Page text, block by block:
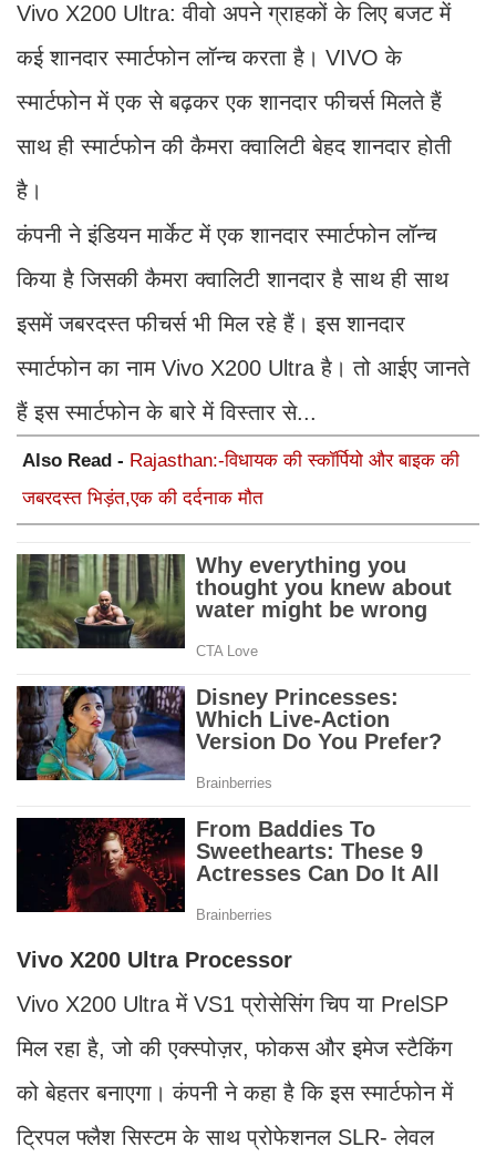
Vivo X200 Ultra: वीवो अपने ग्राहकों के लिए बजट में
कई शानदार स्मार्टफोन लॉन्च करता है। VIVO के
स्मार्टफोन में एक से बढ़कर एक शानदार फीचर्स मिलते हैं
साथ ही स्मार्टफोन की कैमरा क्वालिटी बेहद शानदार होती
है।
कंपनी ने इंडियन मार्केट में एक शानदार स्मार्टफोन लॉन्च
किया है जिसकी कैमरा क्वालिटी शानदार है साथ ही साथ
इसमें जबरदस्त फीचर्स भी मिल रहे हैं। इस शानदार
स्मार्टफोन का नाम Vivo X200 Ultra है। तो आईए जानते
हैं इस स्मार्टफोन के बारे में विस्तार से...
Also Read - Rajasthan:-विधायक की स्कॉर्पियो और बाइक की
जबरदस्त भिड़ंत,एक की दर्दनाक मौत
Vivo X200 Ultra Processor
Vivo X200 Ultra में VS1 प्रोसेसिंग चिप या PrelSP
मिल रहा है, जो की एक्स्पोज़र, फोकस और इमेज स्टैकिंग
को बेहतर बनाएगा। कंपनी ने कहा है कि इस स्मार्टफोन में
ट्रिपल फ्लैश सिस्टम के साथ प्रोफेशनल SLR- लेवल